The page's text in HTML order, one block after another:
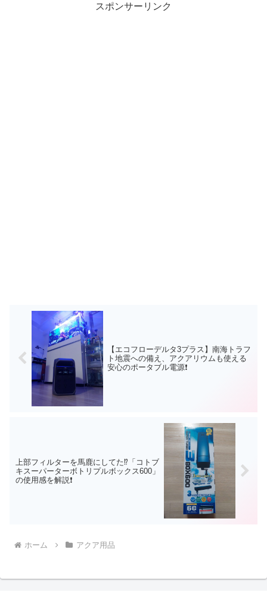
スポンサーリンク
【エコフローデルタ3プラス】南海トラフ
ト地震への備え、アクアリウムも使える
安心のポータブル電源❗
上部フィルターを馬鹿にしてた⁉「コトブ
キスーパーターボトリプルボックス600」
の使用感を解説❗
ホーム アクア用品